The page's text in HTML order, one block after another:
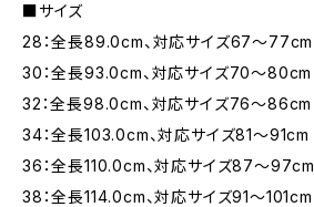
■サイズ
28：全長89.0cm、対応サイズ67〜77cm
30：全長93.0cm、対応サイズ70〜80cm
32：全長98.0cm、対応サイズ76〜86cm
34：全長103.0cm、対応サイズ81〜91cm
36：全長110.0cm、対応サイズ87〜97cm
38：全長114.0cm、対応サイズ91〜101cm